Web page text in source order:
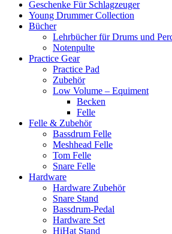
Geschenke Für Schlagzeuger
Young Drummer Collection
Bücher
Lehrbücher für Drums und
Notenpulte
Practice Gear
Practice Pad
Zubehör
Low Volume – Equiment
Becken
Felle
Felle & Zubehör
Bassdrum Felle
Meshhead Felle
Tom Felle
Snare Felle
Hardware
Hardware Zubehör
Snare Stand
Bassdrum-Pedal
Hardware Set
HiHat Stand